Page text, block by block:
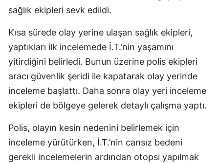
sağlık ekipleri sevk edildi.
Kısa sürede olay yerine ulaşan sağlık ekipleri,
yaptıkları ilk incelemede İ.T.’nin yaşamını
yitirdiğini belirledi. Bunun üzerine polis ekipleri
aracı güvenlik şeridi ile kapatarak olay yerinde
inceleme başlattı. Daha sonra olay yeri inceleme
ekipleri de bölgeye gelerek detaylı çalışma yaptı.
Polis, olayın kesin nedenini belirlemek için
inceleme yürütürken, İ.T.’nin cansız bedeni
gerekli incelemelerin ardından otopsi yapılmak